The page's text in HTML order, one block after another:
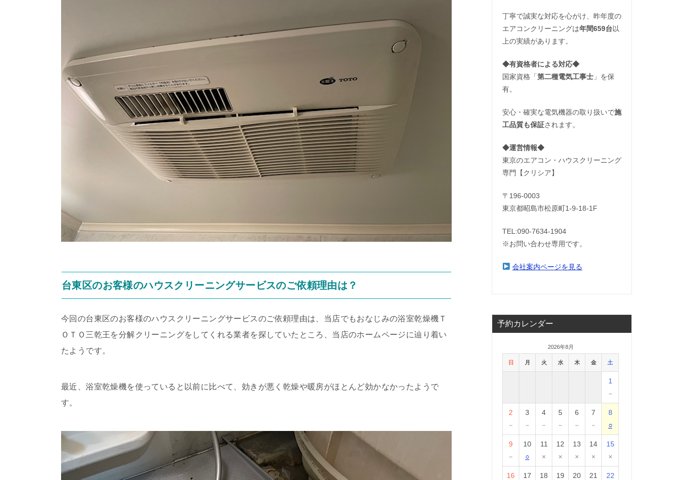
台東区のお客様のハウスクリーニングサービスのご依頼理由は？
今回の台東区のお客様のハウスクリーニングサービスのご依頼理由は、当店でもおなじみの浴室乾燥機Ｔ
ＯＴＯ三乾王を分解クリーニングをしてくれる業者を探していたところ、当店のホームページに辿り着い
たようです。
最近、浴室乾燥機を使っていると以前に比べて、効きが悪く乾燥や暖房がほとんど効かなかったようで
す。
丁寧で誠実な対応を心がけ、昨年度の
エアコンクリーニングは年間659台以
上の実績があります。
◆有資格者による対応◆
国家資格「第二種電気工事士 」を保
有。
安心・確実な電気機器の取り扱いで施
工品質も保証されます。
◆運営情報◆
東京のエアコン・ハウスクリーニング
専門【クリシア】
〒196-0003
東京都昭島市松原町1-9‐18‐1F
TEL:090-7634-1904
※お問い合わせ専用です。
会社案内ページを見る
予約カレンダー
2026年8月
日 月 火 水 木 金 土
1
－
2
－
3
－
4
－
5
－
6
－
7
－
8
○
9
－
10
○
11
×
12
×
13
×
14
×
15
×
16
17
18
19
20
21
22